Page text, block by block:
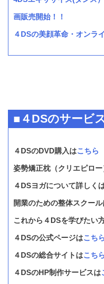
画販売開始！！
４DSの美顔革命・オンラ
■４DSのサービ
４DSのDVD購入はこちら
姿勢矯正枕（クリエピロ
４DSヨガについて詳しく
開業のための整体スクール
これから４DSを学びたい
４DSの公式ページはこち
４DSの総合サイトはこち
４DSのHP制作サービスは